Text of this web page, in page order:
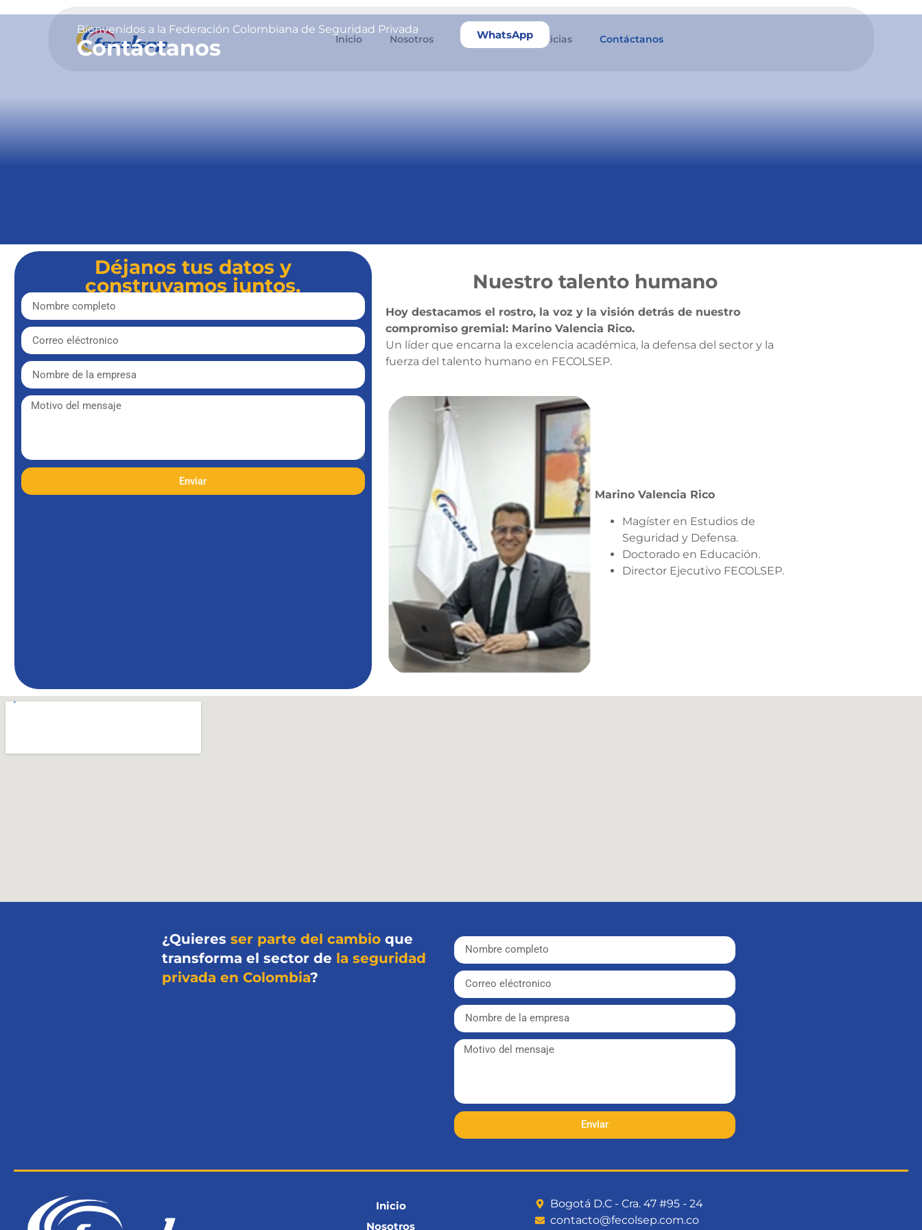
Inicio Nosotros Servicios Noticias Contáctanos
Contáctanos
Bienvenidos a la Federación Colombiana de Seguridad Privada
Contáctanos WhatsApp
Déjanos tus datos y
construyamos juntos.
Enviar
Nuestro talento humano
Hoy destacamos el rostro, la voz y la visión detrás de nuestro
compromiso gremial: Marino Valencia Rico.
Un líder que encarna la excelencia académica, la defensa del sector y la
fuerza del talento humano en FECOLSEP.
Marino Valencia Rico
Magíster en Estudios de
Seguridad y Defensa.
Doctorado en Educación.
Director Ejecutivo FECOLSEP.
¿Quieres ser parte del cambioque
transforma el sector de la seguridad
privada en Colombia?
Enviar
Inicio
Nosotros
Bogotá D.C - Cra. 47 #95 - 24
contacto@fecolsep.com.co